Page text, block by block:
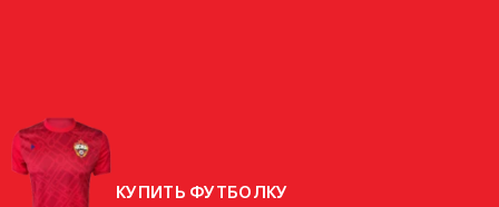
КУПИТЬ ФУТБОЛКУ